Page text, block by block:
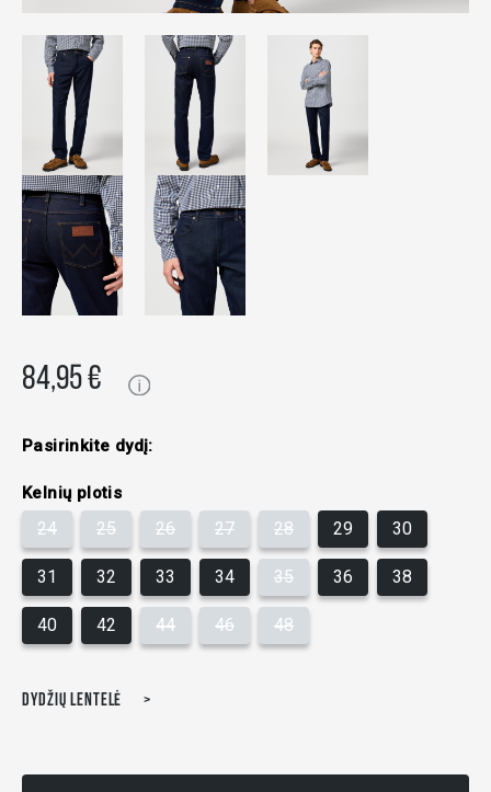
84,95 €
Pasirinkite dydį:
Kelnių plotis
24 25 26 27 28 29 30
31 32 33 34 35 36 38
40 42 44 46 48
DYDŽIŲ LENTELĖ